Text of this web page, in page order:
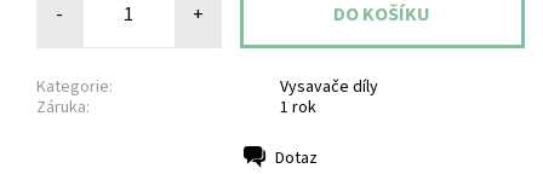
- +
Kategorie:
Vysavače díly
Záruka:
1 rok
Dotaz